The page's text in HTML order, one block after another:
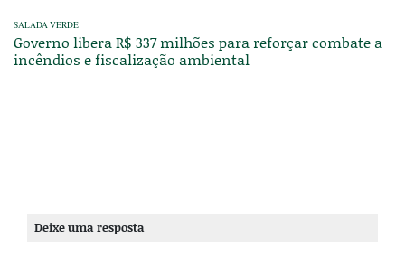
SALADA VERDE
Governo libera R$ 337 milhões para reforçar combate a
incêndios e fiscalização ambiental
Deixe uma resposta